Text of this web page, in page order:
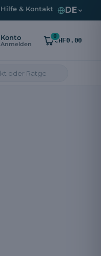
Hilfe & Kontakt DE
Konto
Anmelden
0
CHF0.00